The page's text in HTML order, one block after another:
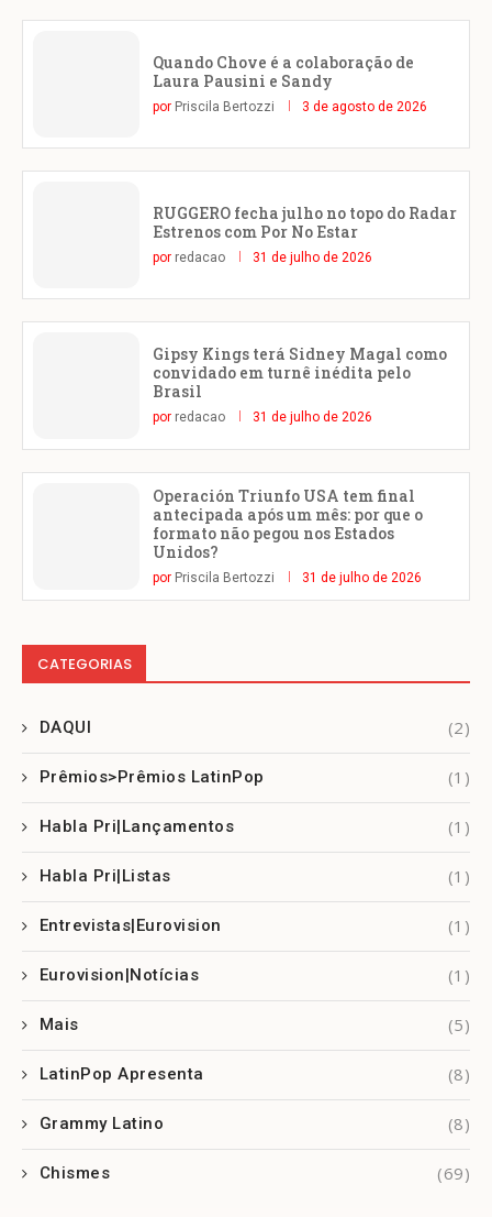
Quando Chove é a colaboração de
Laura Pausini e Sandy
por Priscila Bertozzi 3 de agosto de 2026
RUGGERO fecha julho no topo do Radar
Estrenos com Por No Estar
por redacao 31 de julho de 2026
Gipsy Kings terá Sidney Magal como
convidado em turnê inédita pelo
Brasil
por redacao 31 de julho de 2026
Operación Triunfo USA tem final
antecipada após um mês: por que o
formato não pegou nos Estados
Unidos?
por Priscila Bertozzi 31 de julho de 2026
CATEGORIAS
DAQUI (2)
Prêmios>Prêmios LatinPop (1)
Habla Pri|Lançamentos (1)
Habla Pri|Listas (1)
Entrevistas|Eurovision (1)
Eurovision|Notícias (1)
Mais (5)
LatinPop Apresenta (8)
Grammy Latino (8)
Chismes (69)